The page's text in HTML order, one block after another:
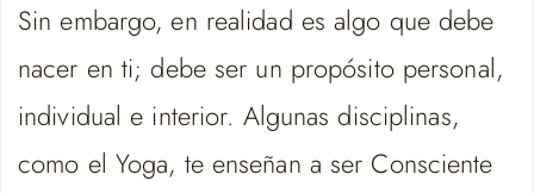
Sin embargo, en realidad es algo que debe
nacer en ti; debe ser un propósito personal,
individual e interior. Algunas disciplinas,
como el Yoga, te enseñan a ser Consciente